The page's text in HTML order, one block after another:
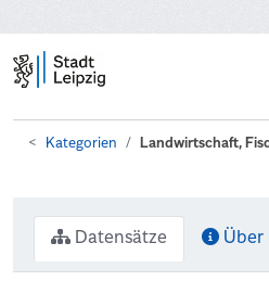
Kategorien Landwirtschaft,
Datensätze Über